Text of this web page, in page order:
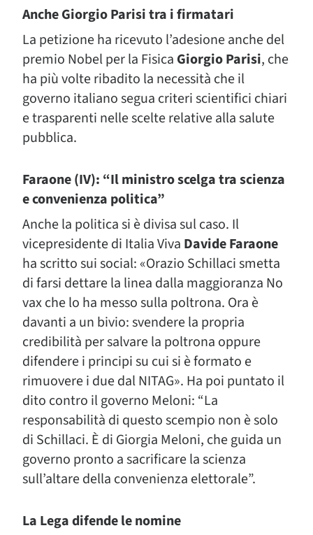
Anche Giorgio Parisi tra i firmatari
La petizione ha ricevuto l’adesione anche del
premio Nobel per la Fisica Giorgio Parisi, che
ha più volte ribadito la necessità che il
governo italiano segua criteri scientifici chiari
e trasparenti nelle scelte relative alla salute
pubblica.
Faraone (IV): “Il ministro scelga tra scienza
e convenienza politica”
Anche la politica si è divisa sul caso. Il
vicepresidente di Italia Viva Davide Faraone
ha scritto sui social: «Orazio Schillaci smetta
di farsi dettare la linea dalla maggioranza No
vax che lo ha messo sulla poltrona. Ora è
davanti a un bivio: svendere la propria
credibilità per salvare la poltrona oppure
difendere i principi su cui si è formato e
rimuovere i due dal NITAG». Ha poi puntato il
dito contro il governo Meloni: “La
responsabilità di questo scempio non è solo
di Schillaci. È di Giorgia Meloni, che guida un
governo pronto a sacrificare la scienza
sull’altare della convenienza elettorale”.
La Lega difende le nomine